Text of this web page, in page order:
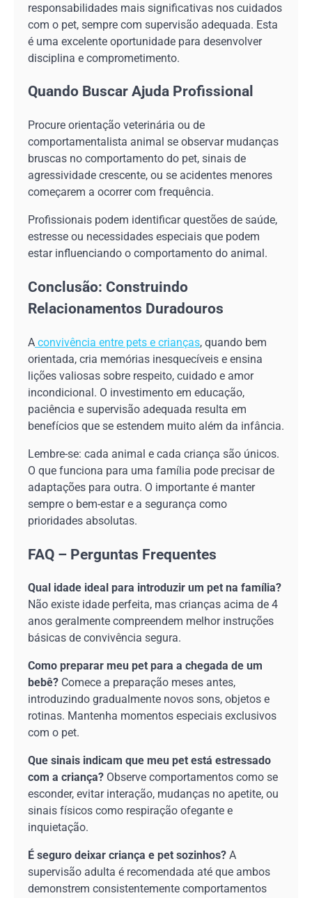
responsabilidades mais significativas nos cuidados
com o pet, sempre com supervisão adequada. Esta
é uma excelente oportunidade para desenvolver
disciplina e comprometimento.
Quando Buscar Ajuda Profissional
Procure orientação veterinária ou de
comportamentalista animal se observar mudanças
bruscas no comportamento do pet, sinais de
agressividade crescente, ou se acidentes menores
começarem a ocorrer com frequência.
Profissionais podem identificar questões de saúde,
estresse ou necessidades especiais que podem
estar influenciando o comportamento do animal.
Conclusão: Construindo
Relacionamentos Duradouros
A convivência entre pets e crianças, quando bem
orientada, cria memórias inesquecíveis e ensina
lições valiosas sobre respeito, cuidado e amor
incondicional. O investimento em educação,
paciência e supervisão adequada resulta em
benefícios que se estendem muito além da infância.
Lembre-se: cada animal e cada criança são únicos.
O que funciona para uma família pode precisar de
adaptações para outra. O importante é manter
sempre o bem-estar e a segurança como
prioridades absolutas.
FAQ – Perguntas Frequentes
Qual idade ideal para introduzir um pet na família?
Não existe idade perfeita, mas crianças acima de 4
anos geralmente compreendem melhor instruções
básicas de convivência segura.
Como preparar meu pet para a chegada de um
bebê? Comece a preparação meses antes,
introduzindo gradualmente novos sons, objetos e
rotinas. Mantenha momentos especiais exclusivos
com o pet.
Que sinais indicam que meu pet está estressado
com a criança? Observe comportamentos como se
esconder, evitar interação, mudanças no apetite, ou
sinais físicos como respiração ofegante e
inquietação.
É seguro deixar criança e pet sozinhos? A
supervisão adulta é recomendada até que ambos
demonstrem consistentemente comportamentos